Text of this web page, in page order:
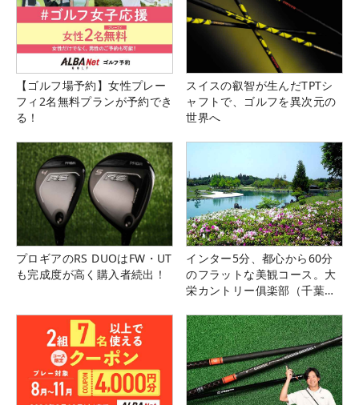
【ゴルフ場予約】女性プレー
フィ2名無料プランが予約でき
る！
スイスの叡智が生んだTPTシ
ャフトで、ゴルフを異次元の
世界へ
プロギアのRS DUOはFW・UT
も完成度が高く購入者続出！
インター5分、都心から60分
のフラットな美観コース。大
栄カントリー俱楽部（千葉